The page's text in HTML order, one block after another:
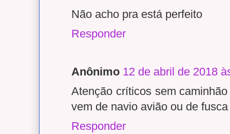
Não acho pra está perfeito
Responder
Anônimo 12 de abril de 2018
Atenção críticos sem
vem de navio avião ou de fusca
Responder